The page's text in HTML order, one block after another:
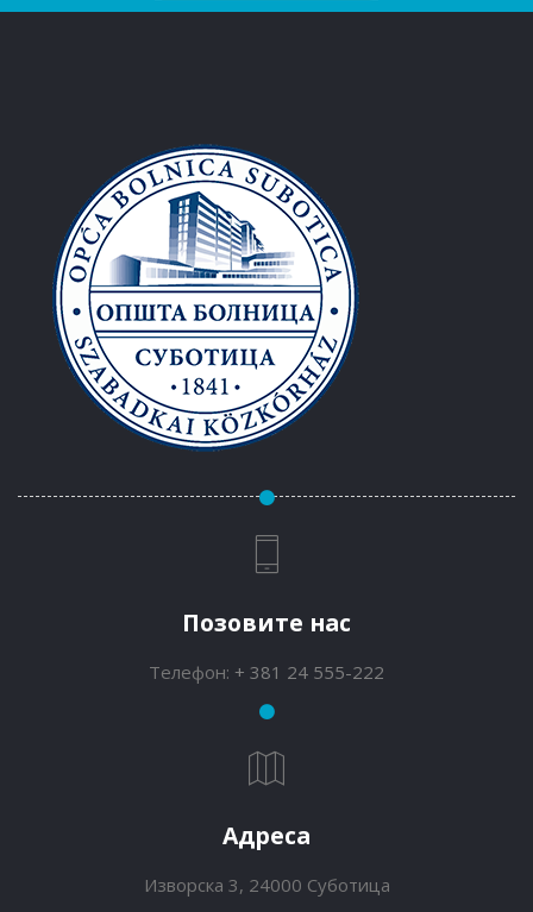
Позовите нас
Телефон: + 381 24 555-222
Адреса
Изворска 3, 24000 Суботица